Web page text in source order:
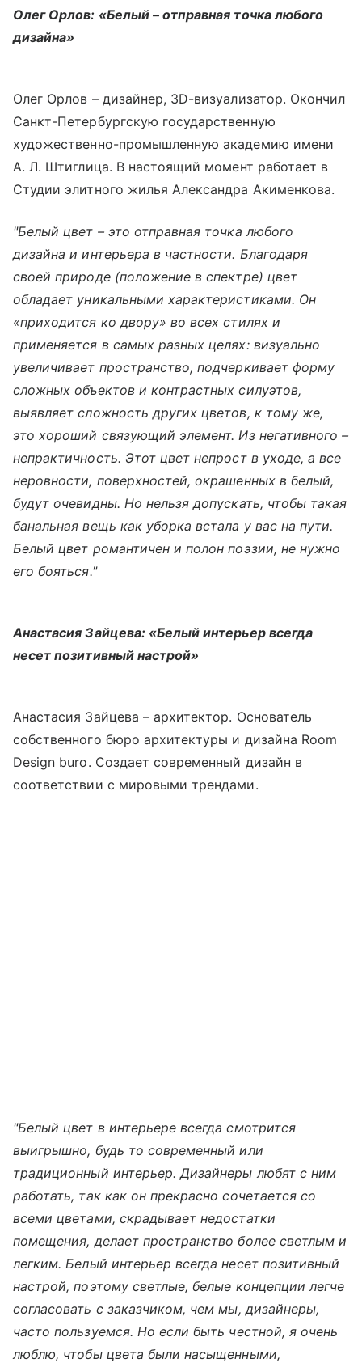
Олег Орлов: «Белый – отправная точка любого
дизайна»
Олег Орлов – дизайнер, 3D-визуализатор. Окончил
Санкт-Петербургскую государственную
художественно-промышленную академию имени
А. Л. Штиглица. В настоящий момент работает в
Студии элитного жилья Александра Акименкова.
"Белый цвет – это отправная точка любого
дизайна и интерьера в частности. Благодаря
своей природе (положение в спектре) цвет
обладает уникальными характеристиками. Он
«приходится ко двору» во всех стилях и
применяется в самых разных целях: визуально
увеличивает пространство, подчеркивает форму
сложных объектов и контрастных силуэтов,
выявляет сложность других цветов, к тому же,
это хороший связующий элемент. Из негативного –
непрактичность. Этот цвет непрост в уходе, а все
неровности, поверхностей, окрашенных в белый,
будут очевидны. Но нельзя допускать, чтобы такая
банальная вещь как уборка встала у вас на пути.
Белый цвет романтичен и полон поэзии, не нужно
его бояться."
Анастасия Зайцева: «Белый интерьер всегда
несет позитивный настрой»
Анастасия Зайцева – архитектор. Основатель
собственного бюро архитектуры и дизайна Room
Design buro. Создает современный дизайн в
соответствии с мировыми трендами.
"Белый цвет в интерьере всегда смотрится
выигрышно, будь то современный или
традиционный интерьер. Дизайнеры любят с ним
работать, так как он прекрасно сочетается со
всеми цветами, скрадывает недостатки
помещения, делает пространство более светлым и
легким. Белый интерьер всегда несет позитивный
настрой, поэтому светлые, белые концепции легче
согласовать с заказчиком, чем мы, дизайнеры,
часто пользуемся. Но если быть честной, я очень
люблю, чтобы цвета были насыщенными,